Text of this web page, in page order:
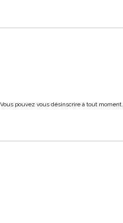
pouvez vous désinscrire à tout moment.